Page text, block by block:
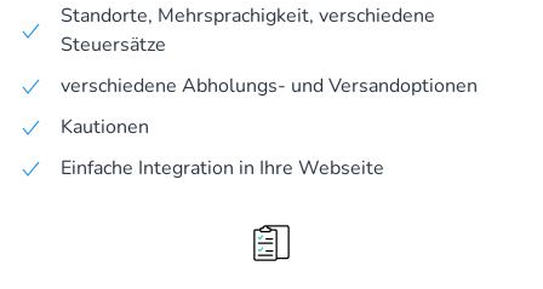
Standorte, Mehrsprachigkeit, verschiedene
Steuersätze
verschiedene Abholungs- und Versandoptionen
Kautionen
Einfache Integration in Ihre Webseite